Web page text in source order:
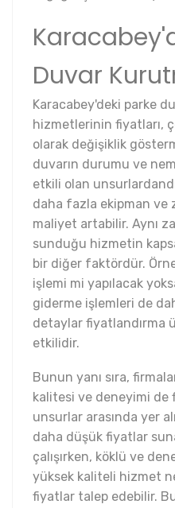
Duvar
Karacabey'deki parke
hizmetlerinin fiyatları,
olarak değişiklik
duvarın durumu ve
etkili olan
daha fazla ekipman ve
maliyet artabilir. Aynı
sunduğu hizmetin
bir diğer faktördür.
işlemi mi yapılacak
giderme işlemleri de
detaylar fiyatlandırma
etkilidir.
Bunun yanı sıra,
kalitesi ve deneyimi de
unsurlar arasında yer
daha düşük fiyatlar
çalışırken, köklü ve
yüksek kaliteli hizmet
fiyatlar talep edebilir.